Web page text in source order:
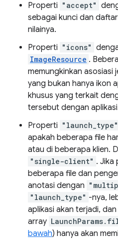
Properti "accept"
sebagai kunci dan
nilainya.
Properti "icons"
ImageResource .
memungkinkan asosiasi
yang bukan hanya ikon
khusus yang terkait
tersebut dengan
Properti "launch_type"
apakah beberapa file
atau di beberapa klien.
"single-client" . Jika
beberapa file dan
anotasi dengan
"launch_type" -nya,
aplikasi akan terjadi,
array
bawah) hanya akan